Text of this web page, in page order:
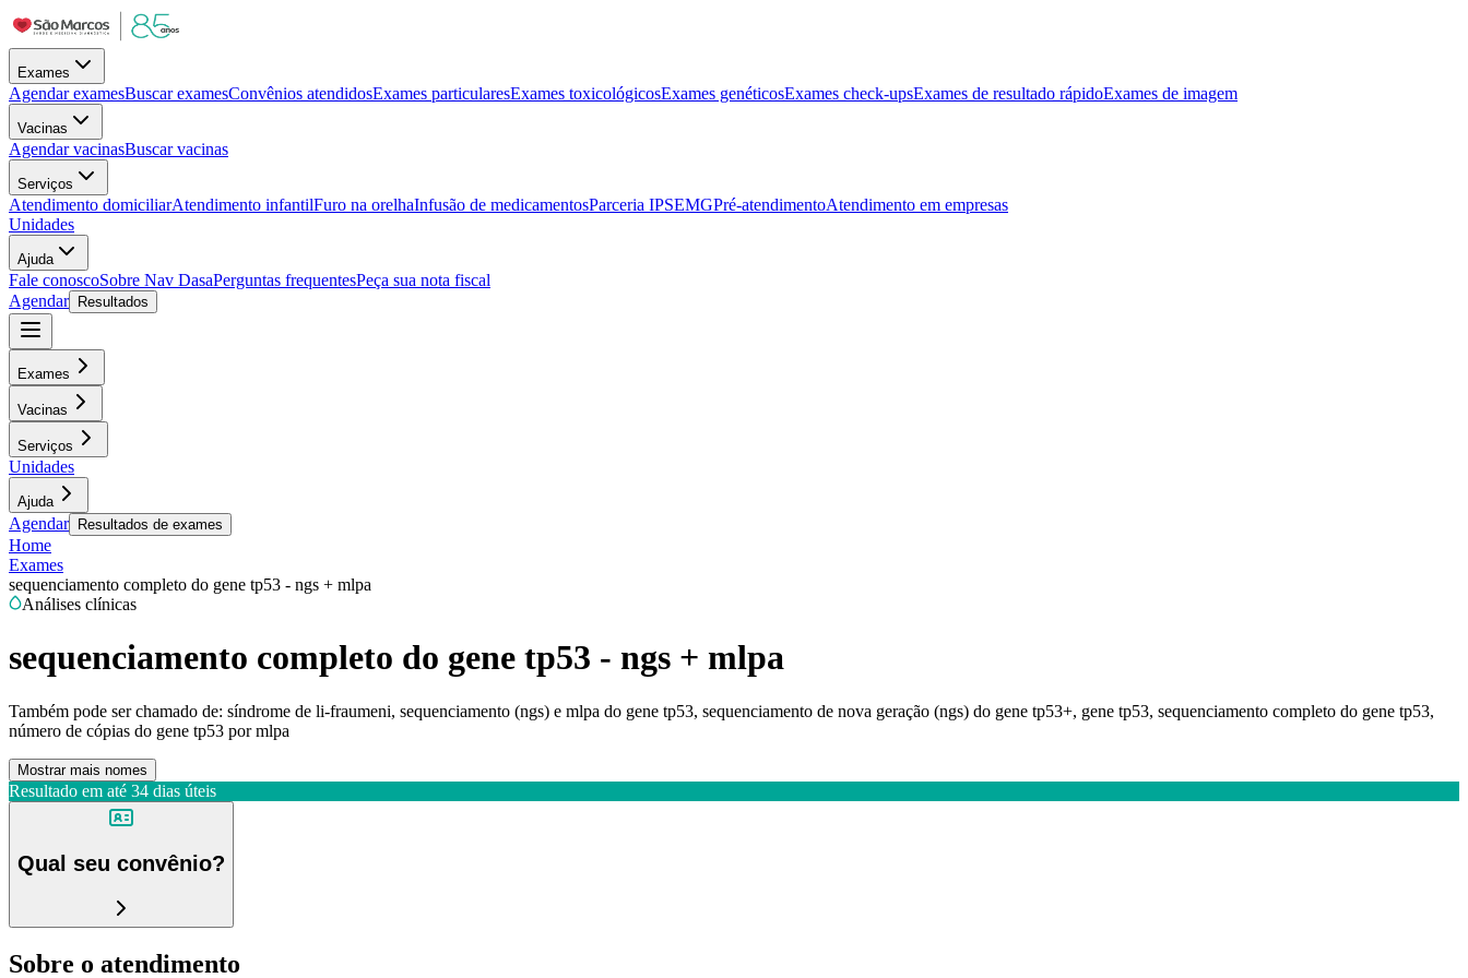
Exames
Agendar examesBuscar examesConvênios atendidosExames particularesExames toxicológicosExames genéticosExames check-upsExames de resultado rápidoExames de imagem
Vacinas
Agendar vacinasBuscar vacinas
Serviços
Atendimento domiciliarAtendimento infantilFuro na orelhaInfusão de medicamentosParceria IPSEMGPré-atendimentoAtendimento em empresas
Unidades
Ajuda
Fale conoscoSobre Nav DasaPerguntas frequentesPeça sua nota fiscal
Agendar
Resultados
Exames
Vacinas
Serviços
Unidades
Ajuda
Agendar Resultados de exames
Home
Exames
sequenciamento completo do gene tp53 - ngs + mlpa
Análises clínicas
sequenciamento completo do gene tp53 - ngs + mlpa
Também pode ser chamado de: síndrome de li-fraumeni, sequenciamento (ngs) e mlpa do gene tp53, sequenciamento de nova geração (ngs) do gene tp53+, gene tp53, sequenciamento completo do gene tp53,
número de cópias do gene tp53 por mlpa
Mostrar mais nomes
Resultado em até 34 dias úteis
Qual seu convênio?
Sobre o atendimento